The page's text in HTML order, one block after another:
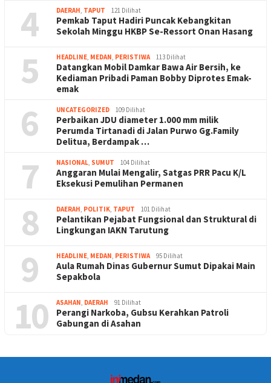
4 DAERAH, TAPUT 121 Dilihat
Pemkab Taput Hadiri Puncak Kebangkitan
Sekolah Minggu HKBP Se-Ressort Onan Hasang
5 HEADLINE, MEDAN, PERISTIWA 113 Dilihat
Datangkan Mobil Damkar Bawa Air Bersih, ke
Kediaman Pribadi Paman Bobby Diprotes Emak-
emak
6 UNCATEGORIZED 109 Dilihat
Perbaikan JDU diameter 1.000 mm milik
Perumda Tirtanadi di Jalan Purwo Gg.Family
Delitua, Berdampak …
7 NASIONAL, SUMUT 104 Dilihat
Anggaran Mulai Mengalir, Satgas PRR Pacu K/L
Eksekusi Pemulihan Permanen
8 DAERAH, POLITIK, TAPUT 101 Dilihat
Pelantikan Pejabat Fungsional dan Struktural di
Lingkungan IAKN Tarutung
9 HEADLINE, MEDAN, PERISTIWA 95 Dilihat
Aula Rumah Dinas Gubernur Sumut Dipakai Main
Sepakbola
10 ASAHAN, DAERAH 91 Dilihat
Perangi Narkoba, Gubsu Kerahkan Patroli
Gabungan di Asahan